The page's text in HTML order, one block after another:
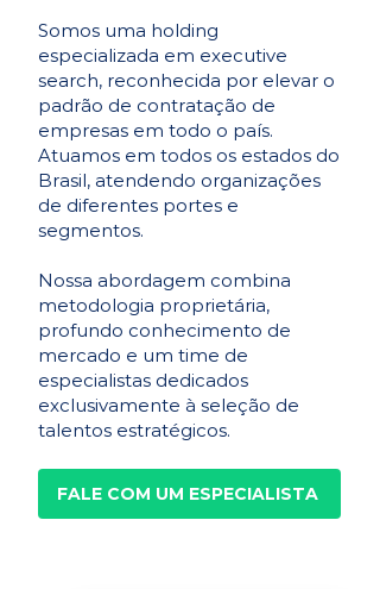
Somos uma holding
especializada em executive
search, reconhecida por elevar o
padrão de contratação de
empresas em todo o país.
Atuamos em todos os estados do
Brasil, atendendo organizações
de diferentes portes e
segmentos.
Nossa abordagem combina
metodologia proprietária,
profundo conhecimento de
mercado e um time de
especialistas dedicados
exclusivamente à seleção de
talentos estratégicos.
FALE COM UM ESPECIALISTA